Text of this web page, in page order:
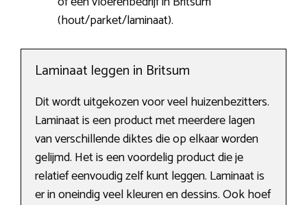
(hout/parket/laminaat).
Laminaat leggen in Britsum
Dit wordt uitgekozen voor veel huizenbezitters.
Laminaat is een product met meerdere lagen
van verschillende diktes die op elkaar worden
gelijmd. Het is een voordelig product die je
relatief eenvoudig zelf kunt leggen. Laminaat is
er in oneindig veel kleuren en dessins. Ook hoef